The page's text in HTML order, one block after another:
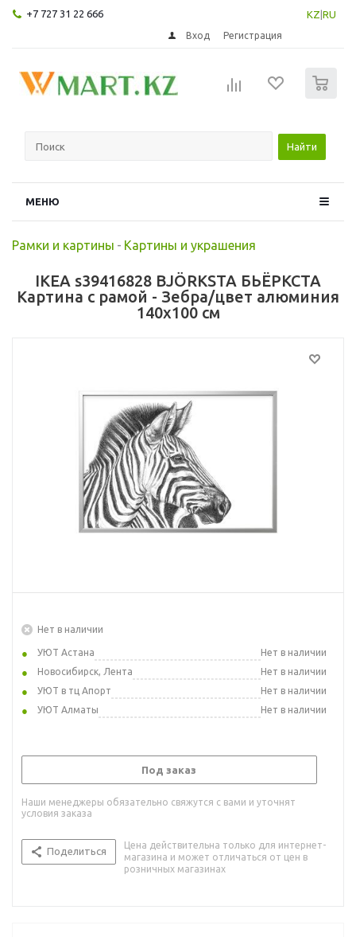
+7 727 31 22 666 KZ RU
Вход Регистрация
Найти
МЕНЮ
Рамки и картины - Картины и украшения
IKEA s39416828 BJÖRKSTA БЬЁРКСТА
Картина с рамой - Зебра/цвет алюминия
140x100 см
Нет в наличии
УЮТ Астана
Нет в наличии
Новосибирск, Лента
Нет в наличии
УЮТ в тц Апорт
Нет в наличии
УЮТ Алматы
Нет в наличии
Под заказ
Наши менеджеры обязательно свяжутся с вами и уточнят
условия заказа
Поделиться
Цена действительна только для интернет-
магазина и может отличаться от цен в
розничных магазинах